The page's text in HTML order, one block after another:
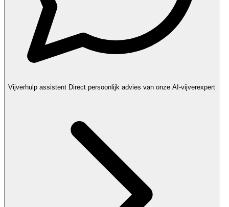
Vijverhulp assistent Direct persoonlijk advies van onze AI-vijverexpert